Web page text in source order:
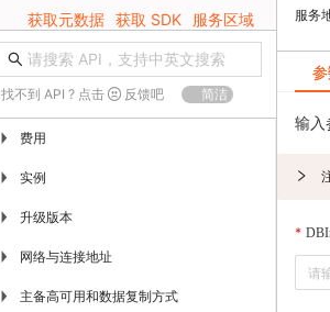
获取元数据 获取 SDK 服务区域
找不到 API ? 点击 反馈吧 简洁
▶ 费用
▶ 实例
▶ 升级版本
▶ 网络与连接地址
▶ 主备高可用和数据复制方式
服务
输入